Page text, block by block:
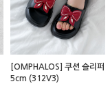
[OMPHALOS] 쿠션 슬리퍼
5cm (312V3)